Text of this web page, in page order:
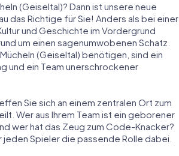
(Geiseltal)? Dann ist unsere neue
das Richtige für Sie! Anders als bei einer
und Geschichte im Vordergrund
um einen sagenumwobenen Schatz.
(Geiseltal) benötigen, sind ein
und ein Team unerschrockener
Sie sich an einem zentralen Ort zum
Wer aus Ihrem Team ist ein geborener
wer hat das Zeug zum Code-Knacker?
Spieler die passende Rolle dabei.